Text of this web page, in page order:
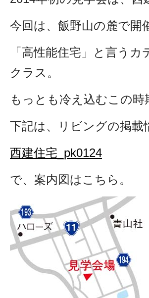
今回は、飯野山の麓で開
「高性能住宅」と言う
クラス。
もっとも冷え込むこの
下記は、リビングの掲載
西建住宅_pk0124
で、案内図はこちら。